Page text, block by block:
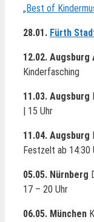
„Best of
28.01. Fürth
12.02. Augsburg
Kinderfasching
11.03. Augsburg
| 15 Uhr
11.04. Augsburg
Festzelt ab 14:30
05.05. Nürnberg
17 – 20 Uhr
06.05. München